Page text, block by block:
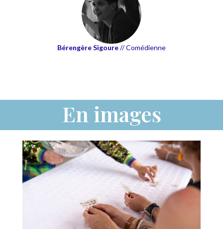
Bérengère Sigoure// Comédienne
En images